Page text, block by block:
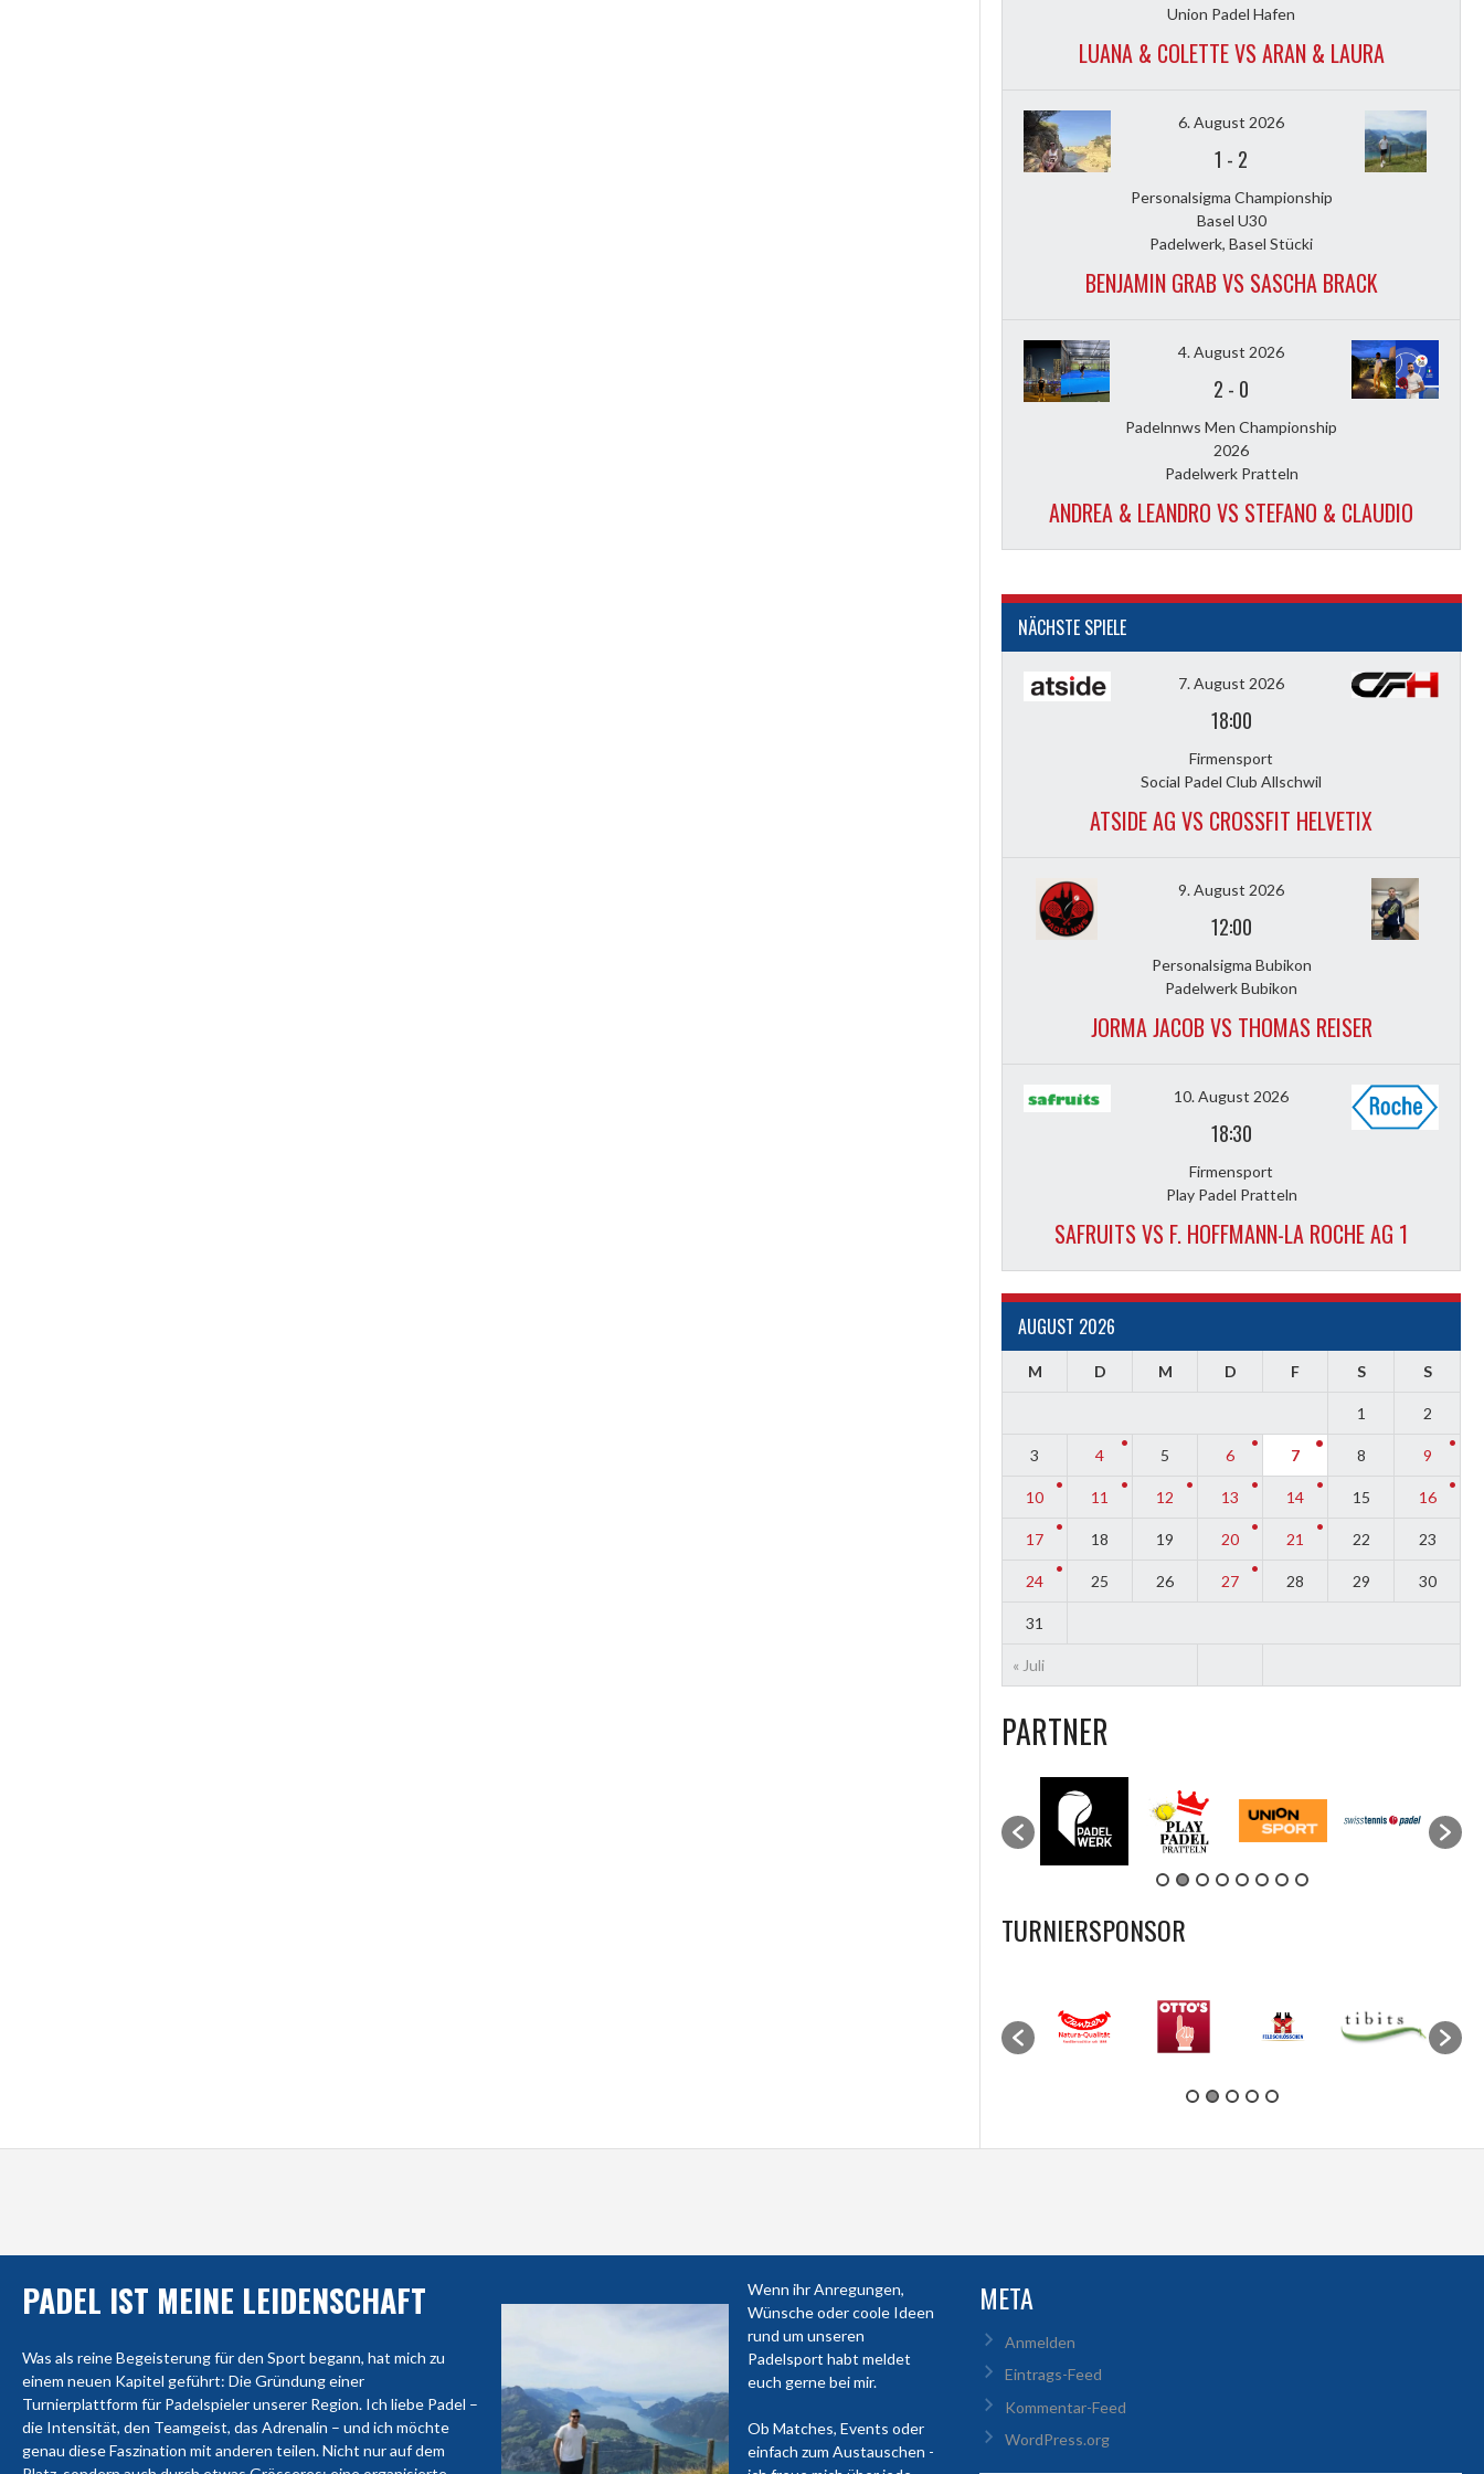
Union Padel Hafen
LUANA & COLETTE VS ARAN & LAURA
6. August 2026
1 - 2
Personalsigma Championship
Basel U30
Padelwerk, Basel Stücki
BENJAMIN GRAB VS SASCHA BRACK
4. August 2026
2 - 0
Padelnnws Men Championship
2026
Padelwerk Pratteln
ANDREA & LEANDRO VS STEFANO & CLAUDIO
NÄCHSTE SPIELE
7. August 2026
18:00
Firmensport
Social Padel Club Allschwil
ATSIDE AG VS CROSSFIT HELVETIX
9. August 2026
12:00
Personalsigma Bubikon
Padelwerk Bubikon
JORMA JACOB VS THOMAS REISER
10. August 2026
18:30
Firmensport
Play Padel Pratteln
SAFRUITS VS F. HOFFMANN-LA ROCHE AG 1
AUGUST 2026
M D M D F S S
« Juli
1 2
3 4 5 6 7 8 9
10 11 12 13 14 15 16
17 18 19 20 21 22 23
24 25 26 27 28 29 30
31
PARTNER
TURNIERSPONSOR
PADEL IST MEINE LEIDENSCHAFT
Was als reine Begeisterung für den Sport begann, hat mich zu
einem neuen Kapitel geführt: Die Gründung einer
Turnierplattform für Padelspieler unserer Region. Ich liebe Padel –
die Intensität, den Teamgeist, das Adrenalin – und ich möchte
genau diese Faszination mit anderen teilen. Nicht nur auf dem
Wenn ihr Anregungen,
Wünsche oder coole Ideen
rund um unseren
Padelsport habt meldet
euch gerne bei mir.
Ob Matches, Events oder
einfach zum Austauschen -
META
Anmelden
Eintrags-Feed
Kommentar-Feed
WordPress.org